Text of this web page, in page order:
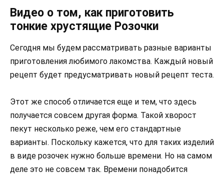
Видео о том, как приготовить
тонкие хрустящие Розочки
Сегодня мы будем рассматривать разные варианты
приготовления любимого лакомства. Каждый новый
рецепт будет предусматривать новый рецепт теста.
Этот же способ отличается еще и тем, что здесь
получается совсем другая форма. Такой хворост
пекут несколько реже, чем его стандартные
варианты. Поскольку кажется, что для таких изделий
в виде розочек нужно больше времени. Но на самом
деле это не совсем так. Времени понадобится